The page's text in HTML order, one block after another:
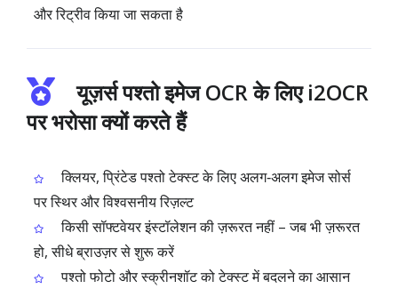
और रिट्रीव किया जा सकता है
यूज़र्स पश्तो इमेज OCR के लिए i2OCR
पर भरोसा क्यों करते हैं
क्लियर, प्रिंटेड पश्तो टेक्स्ट के लिए अलग‑अलग इमेज सोर्स
पर स्थिर और विश्वसनीय रिज़ल्ट
किसी सॉफ्टवेयर इंस्टॉलेशन की ज़रूरत नहीं – जब भी ज़रूरत
हो, सीधे ब्राउज़र से शुरू करें
पश्तो फोटो और स्क्रीनशॉट को टेक्स्ट में बदलने का आसान